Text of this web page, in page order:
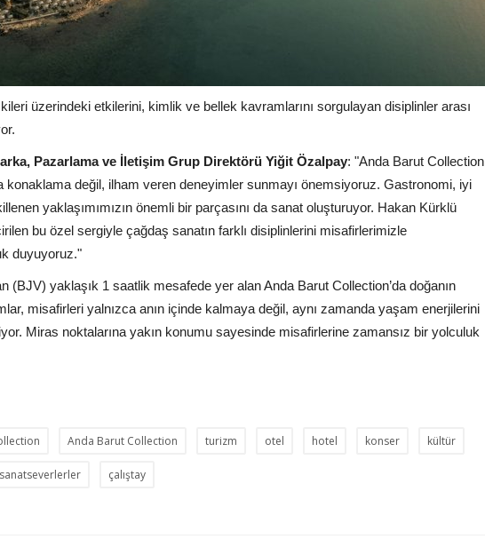
üzerindeki etkilerini, kimlik ve bellek kavramlarını sorgulayan disiplinler arası
Pazarlama ve İletişim Grup Direktörü Yiğit Özalpay: "Anda Barut Collection
konaklama değil, ilham veren deneyimler sunmayı önemsiyoruz. Gastronomi, iyi
yaklaşımımızın önemli bir parçasını da sanat oluşturuyor. Hakan Kürklü
bu özel sergiyle çağdaş sanatın farklı disiplinlerini misafirlerimizle
duyuyoruz."
(BJV) yaklaşık 1 saatlik mesafede yer alan Anda Barut Collection’da doğanın
misafirleri yalnızca anın içinde kalmaya değil, aynı zamanda yaşam enerjilerini
Miras noktalarına yakın konumu sayesinde misafirlerine zamansız bir yolculuk
Anda Barut Collection turizm otel hotel konser kültür
sanatseverlerler çalıştay